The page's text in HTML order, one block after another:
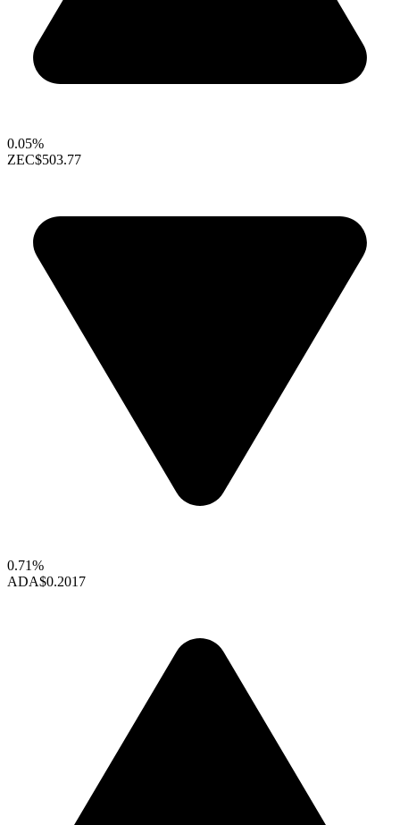
0.05%
ZEC$503.77
0.71%
ADA$0.2017